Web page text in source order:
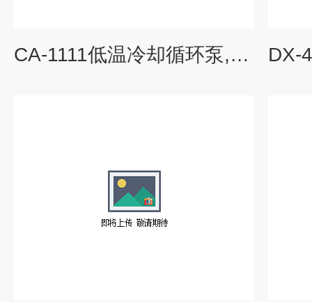
CA-1111低温冷却循环泵,上海低温浴槽